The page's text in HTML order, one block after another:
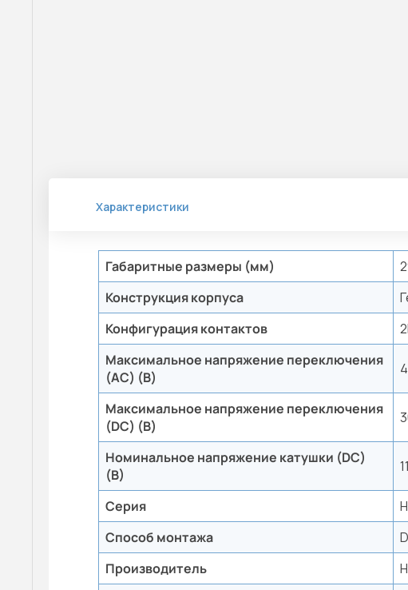
Характеристики
Габаритные размеры (мм)
Конструкция корпуса
Конфигурация контактов
Максимальное напряжение переключения
(AC) (B)
Максимальное напряжение переключения
(DC) (B)
Номинальное напряжение катушки (DC)
(В)
Серия
Способ монтажа
Производитель